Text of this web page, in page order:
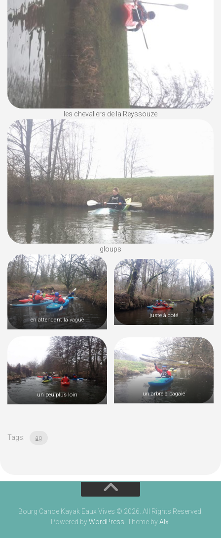
les chevaliers de la Reyssouze
gloups
en attendant la vague
juste à coté
un peu plus loin un arbre à pagaie
Tags: ag
Bourg Canoe Kayak Eaux Vives © 2026. All Rights Reserved.
Powered byWordPress . Theme byAlx